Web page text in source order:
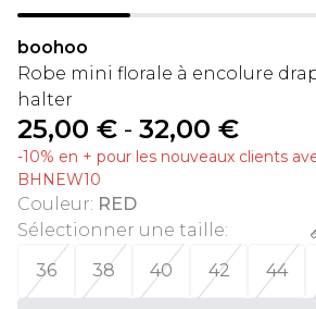
boohoo
Robe mini florale à encolure
halter
25,00 € - 32,00 €
-10% en + pour les nouveaux clients
BHNEW10
Couleur: RED
Sélectionner une taille:
36
38 40 42 44